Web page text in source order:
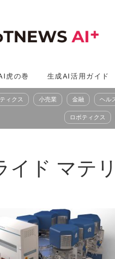
虎の巻 生成AI活用ガイド
ィクス 小売業 金融 ヘル
ロボティクス
イド マテ